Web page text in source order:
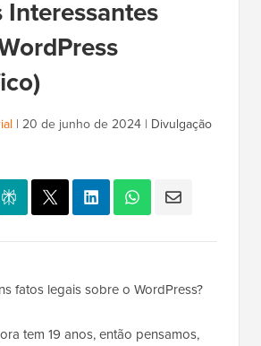
| 20 de junho de 2024 | Divulgação
fatos legais sobre o WordPress?
tem 19 anos, então pensamos,